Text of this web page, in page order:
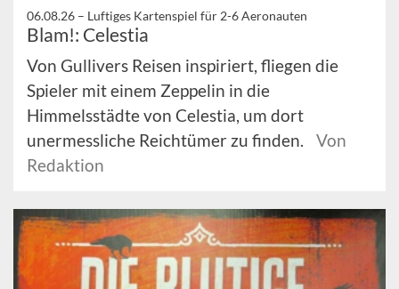
06.08.26 – Luftiges Kartenspiel für 2-6 Aeronauten
Blam!: Celestia
Von Gullivers Reisen inspiriert, fliegen die
Spieler mit einem Zeppelin in die
Himmelsstädte von Celestia, um dort
unermessliche Reichtümer zu finden.
Von
Redaktion